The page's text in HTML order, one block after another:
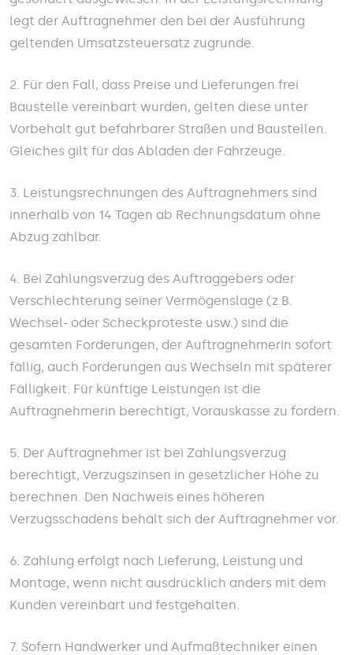
legt der Auftragnehmer den bei der Ausführung
geltenden Umsatzsteuersatz zugrunde.
2. Für den Fall, dass Preise und Lieferungen frei
Baustelle vereinbart wurden, gelten diese unter
Vorbehalt gut befahrbarer Straßen und Baustellen.
Gleiches gilt für das Abladen der Fahrzeuge.
3. Leistungsrechnungen des Auftragnehmers sind
innerhalb von 14 Tagen ab Rechnungsdatum ohne
Abzug zahlbar.
4. Bei Zahlungsverzug des Auftraggebers oder
Verschlechterung seiner Vermögenslage (z.B.
Wechsel- oder Scheckproteste usw.) sind die
gesamten Forderungen, der Auftragnehmerin sofort
fällig, auch Forderungen aus Wechseln mit späterer
Fälligkeit. Für künftige Leistungen ist die
Auftragnehmerin berechtigt, Vorauskasse zu fordern.
5. Der Auftragnehmer ist bei Zahlungsverzug
berechtigt, Verzugszinsen in gesetzlicher Höhe zu
berechnen. Den Nachweis eines höheren
Verzugsschadens behält sich der Auftragnehmer vor.
6. Zahlung erfolgt nach Lieferung, Leistung und
Montage, wenn nicht ausdrücklich anders mit dem
Kunden vereinbart und festgehalten.
7. Sofern Handwerker und Aufmaßtechniker einen